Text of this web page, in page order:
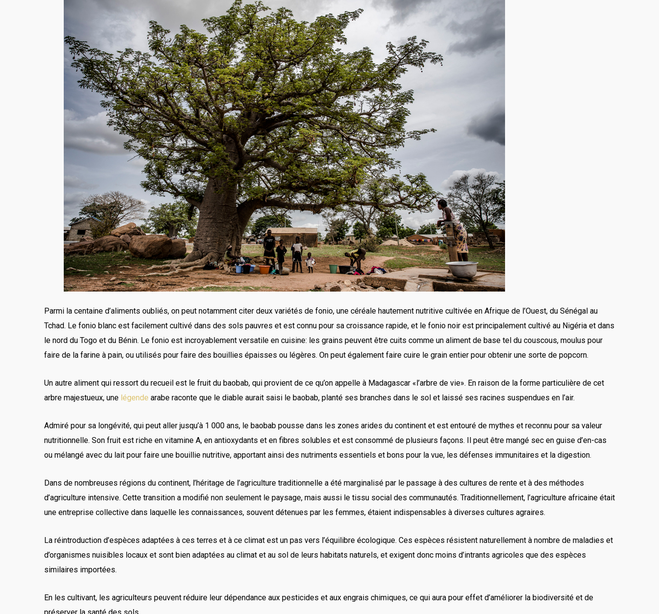
Parmi la centaine d’aliments oubliés, on peut notamment citer deux variétés de fonio, une céréale hautement nutritive cultivée en Afrique de l’Ouest, du Sénégal au
Tchad. Le fonio blanc est facilement cultivé dans des sols pauvres et est connu pour sa croissance rapide, et le fonio noir est principalement cultivé au Nigéria et dans
le nord du Togo et du Bénin. Le fonio est incroyablement versatile en cuisine: les grains peuvent être cuits comme un aliment de base tel du couscous, moulus pour
faire de la farine à pain, ou utilisés pour faire des bouillies épaisses ou légères. On peut également faire cuire le grain entier pour obtenir une sorte de popcorn.
Un autre aliment qui ressort du recueil est le fruit du baobab, qui provient de ce qu’on appelle à Madagascar «l’arbre de vie». En raison de la forme particulière de cet
arbre majestueux, une légende arabe raconte que le diable aurait saisi le baobab, planté ses branches dans le sol et laissé ses racines suspendues en l’air.
Admiré pour sa longévité, qui peut aller jusqu’à 1 000 ans, le baobab pousse dans les zones arides du continent et est entouré de mythes et reconnu pour sa valeur
nutritionnelle. Son fruit est riche en vitamine A, en antioxydants et en fibres solubles et est consommé de plusieurs façons. Il peut être mangé sec en guise d’en-cas
ou mélangé avec du lait pour faire une bouillie nutritive, apportant ainsi des nutriments essentiels et bons pour la vue, les défenses immunitaires et la digestion.
Dans de nombreuses régions du continent, l’héritage de l’agriculture traditionnelle a été marginalisé par le passage à des cultures de rente et à des méthodes
d’agriculture intensive. Cette transition a modifié non seulement le paysage, mais aussi le tissu social des communautés. Traditionnellement, l’agriculture africaine était
une entreprise collective dans laquelle les connaissances, souvent détenues par les femmes, étaient indispensables à diverses cultures agraires.
La réintroduction d’espèces adaptées à ces terres et à ce climat est un pas vers l’équilibre écologique. Ces espèces résistent naturellement à nombre de maladies et
d’organismes nuisibles locaux et sont bien adaptées au climat et au sol de leurs habitats naturels, et exigent donc moins d’intrants agricoles que des espèces
similaires importées.
En les cultivant, les agriculteurs peuvent réduire leur dépendance aux pesticides et aux engrais chimiques, ce qui aura pour effet d’améliorer la biodiversité et de